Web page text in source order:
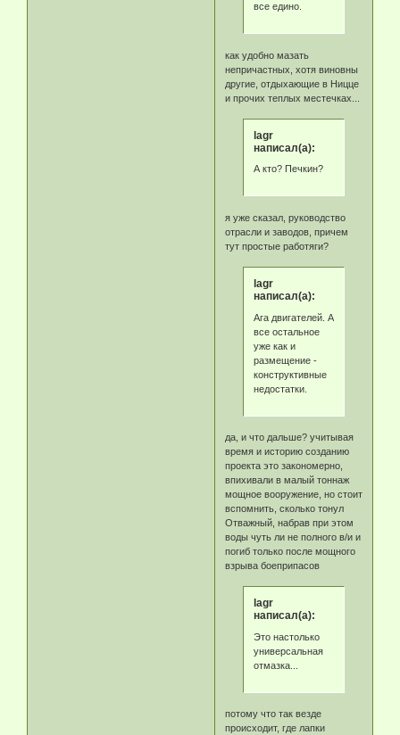
все едино.
как удобно мазать
непричастных, хотя виновны
другие, отдыхающие в Ницце
и прочих теплых местечках...
lagr
написал(а):
А кто? Печкин?
я уже сказал, руководство
отрасли и заводов, причем
тут простые работяги?
lagr
написал(а):
Ага двигателей. А
все остальное
уже как и
размещение -
конструктивные
недостатки.
да, и что дальше? учитывая
время и историю созданию
проекта это закономерно,
впихивали в малый тоннаж
мощное вооружение, но стоит
вспомнить, сколько тонул
Отважный, набрав при этом
воды чуть ли не полного в/и и
погиб только после мощного
взрыва боеприпасов
lagr
написал(а):
Это настолько
универсальная
отмазка...
потому что так везде
происходит, где лапки